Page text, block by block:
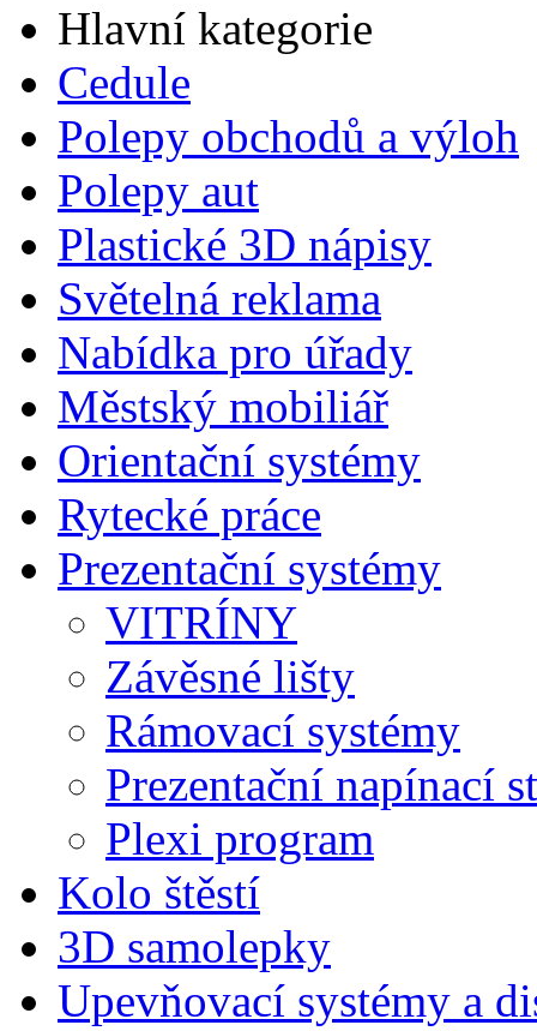
Hlavní kategorie
Cedule
Polepy obchodů a výloh
Polepy aut
Plastické 3D nápisy
Světelná reklama
Nabídka pro úřady
Městský mobiliář
Orientační systémy
Rytecké práce
Prezentační systémy
VITRÍNY
Závěsné lišty
Rámovací systémy
Prezentační napínací
Plexi program
Kolo štěstí
3D samolepky
Upevňovací systémy a